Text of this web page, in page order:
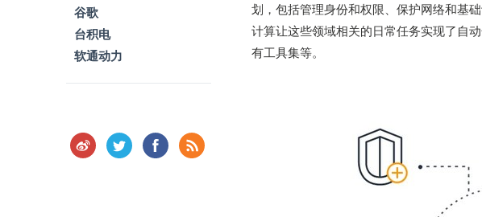
划，包括管理身份和权限、保护网络和基
计算让这些领域相关的日常任务实现了自
有工具集等。
谷歌
台积电
软通动力